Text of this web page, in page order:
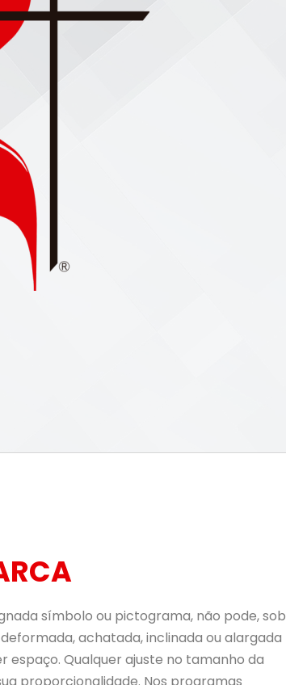
símbolo ou pictograma, não pode, sob
achatada, inclinada ou alargada
espaço. Qualquer ajuste no tamanho da